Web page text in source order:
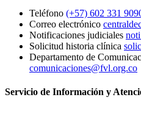
Teléfono (+57) 602 331
Correo electrónico
Notificaciones judiciales
Solicitud historia clínica
Departamento de
comunicaciones@fvl.org.co
Servicio de Información y